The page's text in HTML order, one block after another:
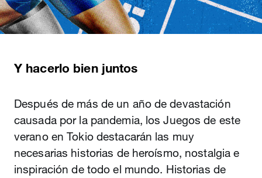
Y hacerlo bien juntos
Después de más de un año de devastación
causada por la pandemia, los Juegos de este
verano en Tokio destacarán las muy
necesarias historias de heroísmo, nostalgia e
inspiración de todo el mundo. Historias de